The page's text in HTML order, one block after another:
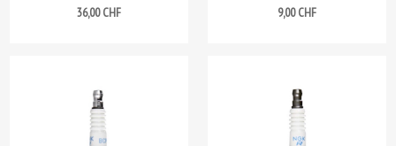
Prix
36,00 CHF Prix
9,00 CHF